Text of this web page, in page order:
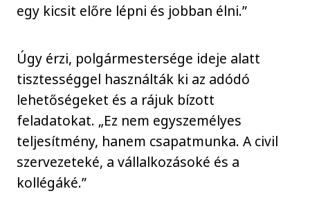
egy kicsit előre lépni és jobban élni.”
Úgy érzi, polgármestersége ideje alatt
tisztességgel használták ki az adódó
lehetőségeket és a rájuk bízott
feladatokat. „Ez nem egyszemélyes
teljesítmény, hanem csapatmunka. A civil
szervezeteké, a vállalkozásoké és a
kollégáké.”